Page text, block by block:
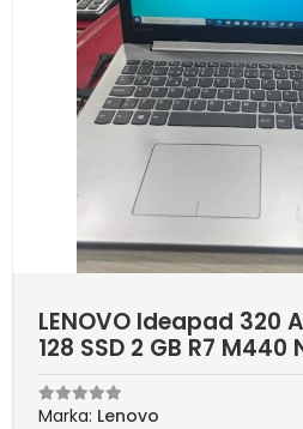
LENOVO Ideapad 320
128 SSD 2 GB R7 M440
Marka: Lenovo